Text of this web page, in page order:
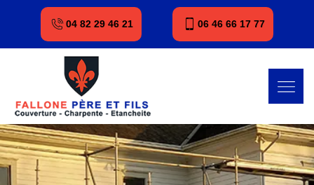
04 82 29 46 21 06 46 66 17 77